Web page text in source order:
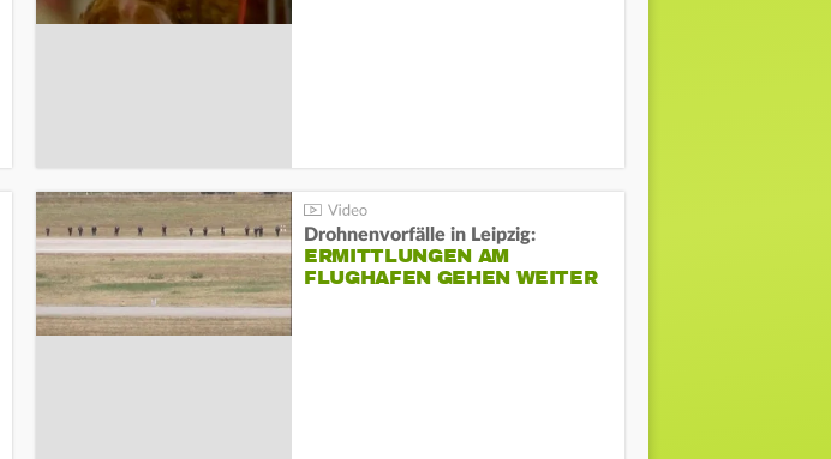
Drohnenvorfälle in Leipzig:
ERMITTLUNGEN AM
FLUGHAFEN GEHEN WEITER